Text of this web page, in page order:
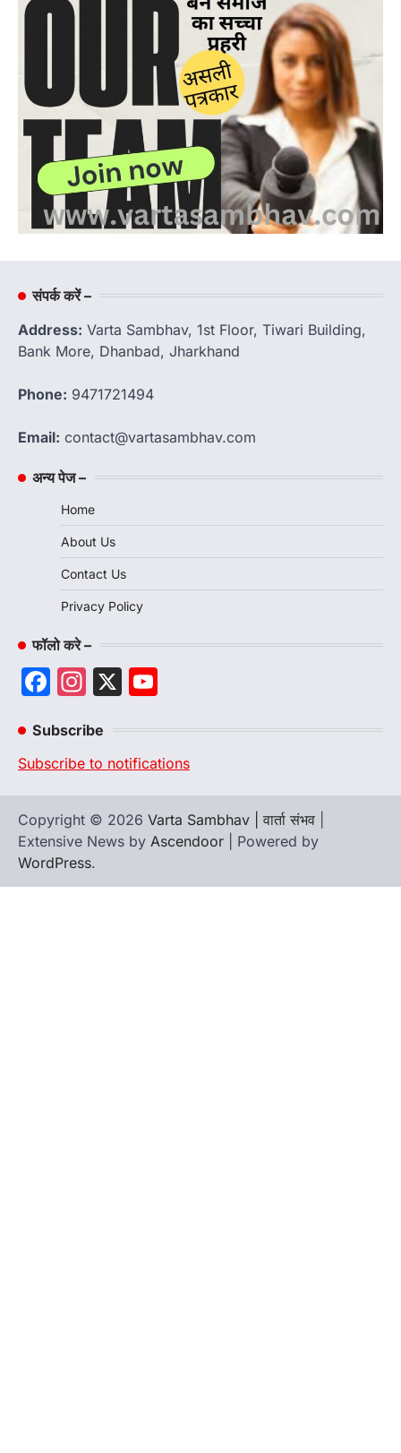
संपर्क करें –
Address: Varta Sambhav, 1st Floor, Tiwari Building,
Bank More, Dhanbad, Jharkhand
Phone: 9471721494
Email: contact@vartasambhav.com
अन्य पेज –
Home
About Us
Contact Us
Privacy Policy
फॉलो करे –
Facebook
Instagram
X
Subscribe
Subscribe to notifications
Copyright © 2026 Varta Sambhav | वार्ता संभव
Extensive News by Ascendoor | Powered by
WordPress.